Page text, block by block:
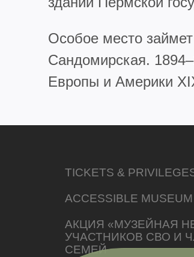
Особое место
Сандомирская.
Европы и Америки
TICKETS &
ACCESSIBLE MUSEUM
АКЦИЯ «МУЗЕЙНАЯ
УЧАСТНИКОВ СВО И
СЕМЕЙ